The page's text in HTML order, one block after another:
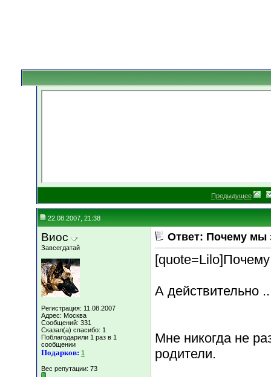
Предыдущее
22.08.2007, 21:38
Виос
Завсегдатай
Регистрация: 11.08.2007
Адрес: Москва
Сообщений: 331
Сказал(а) спасибо: 1
Поблагодарили 1 раз в 1
сообщении
Подарков: 1
Вес репутации: 73
Ответ: Почему мы
А действительно
Мне никогда не
родители.